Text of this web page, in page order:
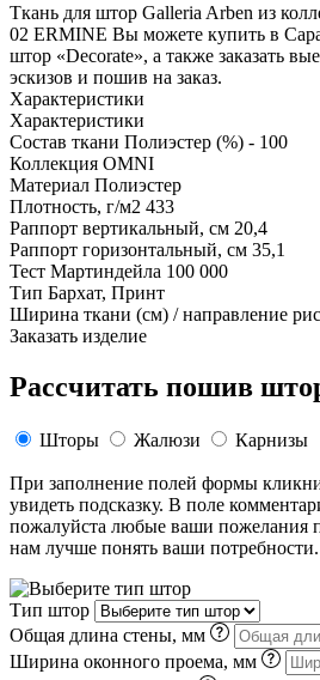
Ткань для штор Galleria Arben из
02 ERMINE Вы можете купить в
штор «Decorate», а также заказать
эскизов и пошив на заказ.
Характеристики
Характеристики
Состав ткани Полиэстер (%) - 100
Коллекция OMNI
Материал Полиэстер
Плотность, г/м2 433
Раппорт вертикальный, см 20,4
Раппорт горизонтальный, см 35,1
Тест Мартиндейла 100 000
Тип Бархат, Принт
Ширина ткани (см) / направление
Заказать изделие
Рассчитать пошив
Шторы Жалюзи Карнизы
При заполнение полей формы
увидеть подсказку. В поле
пожалуйста любые ваши пожелания
нам лучше понять ваши потребности.
Тип штор
Общая длина стены, мм
Ширина оконного проема, мм